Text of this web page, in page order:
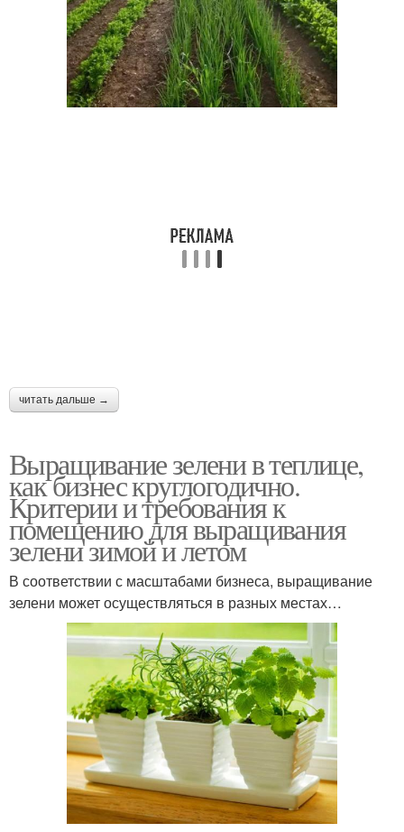
читать дальше →
Выращивание зелени в теплице,
как бизнес круглогодично.
Критерии и требования к
помещению для выращивания
зелени зимой и летом
В соответствии с масштабами бизнеса, выращивание
зелени может осуществляться в разных местах…